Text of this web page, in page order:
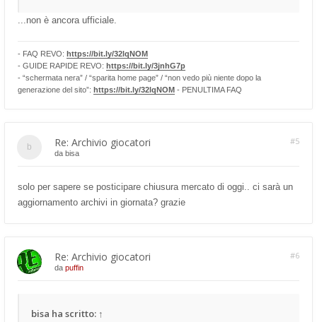
...non è ancora ufficiale.
- FAQ REVO: https://bit.ly/32lqNOM
- GUIDE RAPIDE REVO: https://bit.ly/3jnhG7p
- “schermata nera” / “sparita home page” / “non vedo più niente dopo la
generazione del sito”: https://bit.ly/32lqNOM - PENULTIMA FAQ
Re: Archivio giocatori #5
da bisa
solo per sapere se posticipare chiusura mercato di oggi.. ci sarà un
aggiornamento archivi in giornata? grazie
Re: Archivio giocatori #6
da puffin
bisa ha scritto: ↑